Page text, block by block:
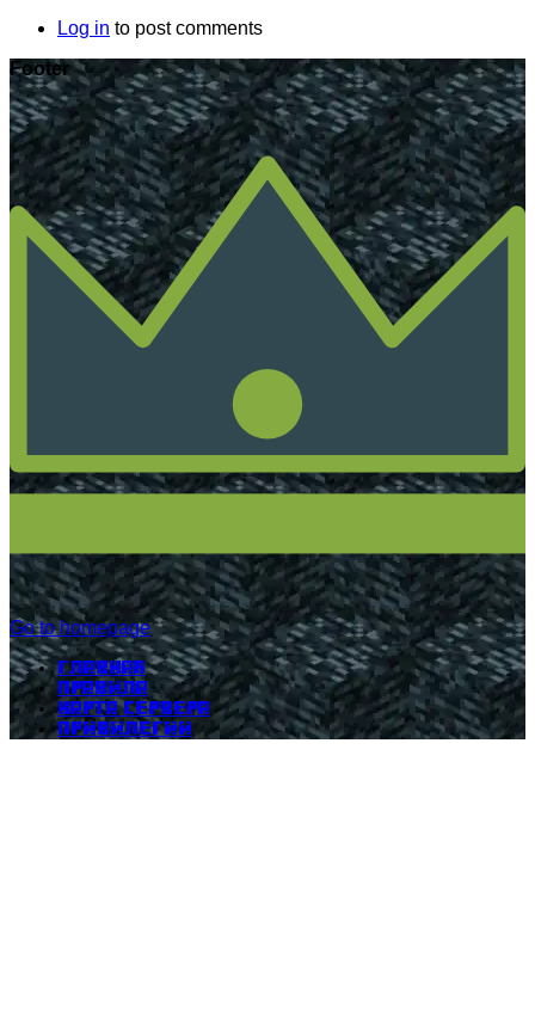
Log in to post comments
Footer
Go to homepage
Главная
Правила
Карта сервера
Привилегии